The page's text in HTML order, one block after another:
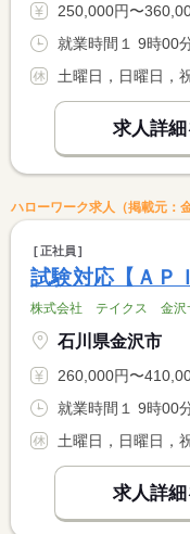
250,000円〜360,000円 ※フルタイム求
就業時間１ 9時00
土曜日，日曜日，
求人詳
ハローワーク求人（掲載元：
正社員
試験対応【ＡＰ
株式会社 テイクス 金沢
石川県金沢市
260,000円〜410,000円 ※フルタイム求
就業時間１ 9時00
土曜日，日曜日，
求人詳